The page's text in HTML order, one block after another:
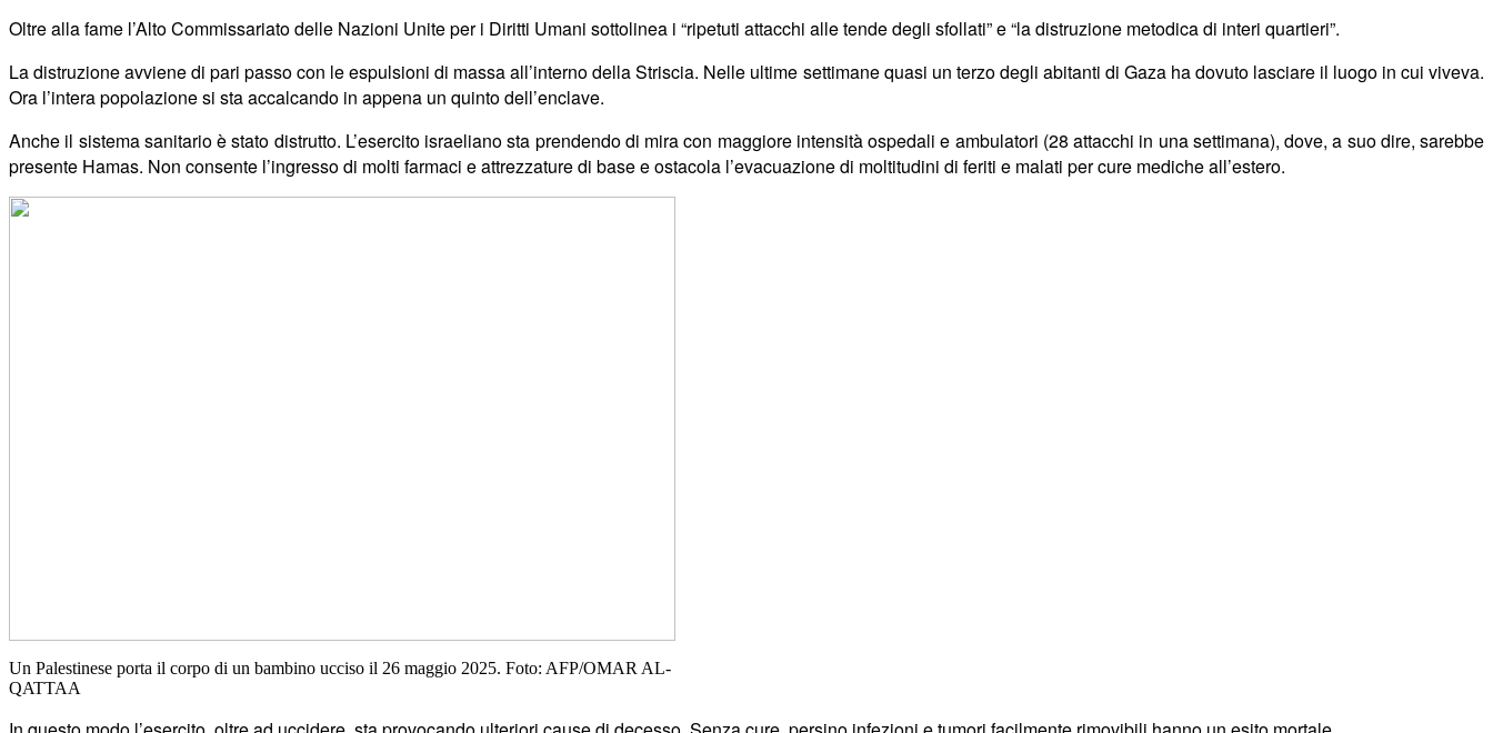
Oltre alla fame l’Alto Commissariato delle Nazioni Unite per i Diritti Umani sottolinea i “ripetuti attacchi alle tende degli sfollati” e “la distruzione metodica di interi quartieri”.
La distruzione avviene di pari passo con le espulsioni di massa all’interno della Striscia. Nelle ultime settimane quasi un terzo degli abitanti di Gaza ha dovuto lasciare il luogo in cui viveva.
Ora l’intera popolazione si sta accalcando in appena un quinto dell’enclave.
Anche il sistema sanitario è stato distrutto. L’esercito israeliano sta prendendo di mira con maggiore intensitàospedali e ambulatori (28 attacchi in una settimana), dove, a suo dire, sarebbe
presente Hamas. Non consente l’ingresso di molti farmaci e attrezzature di base e ostacola l’evacuazione di moltitudini di feriti e malati per cure mediche all’estero.
Un Palestinese porta il corpo di un bambino ucciso il 26 maggio 2025. Foto: AFP/OMAR AL-
QATTAA